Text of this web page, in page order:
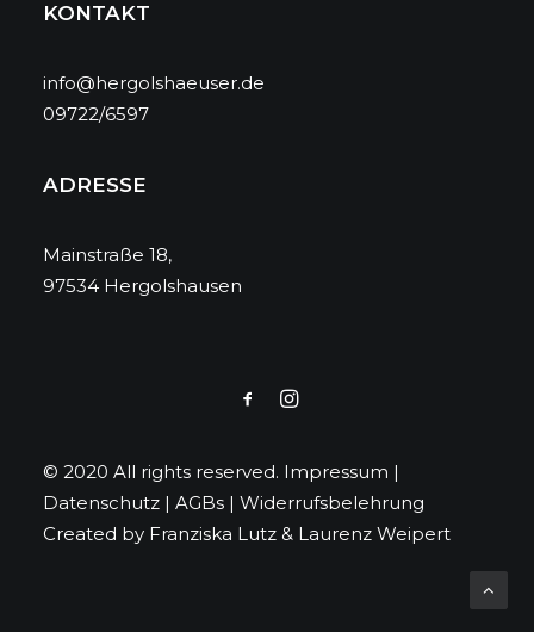
KONTAKT
info@hergolshaeuser.de
09722/6597
ADRESSE
Mainstraße 18,
97534 Hergolshausen
© 2020 All rights reserved. Impressum |
Datenschutz | AGBs | Widerrufsbelehrung
Created by Franziska Lutz & Laurenz Weipert